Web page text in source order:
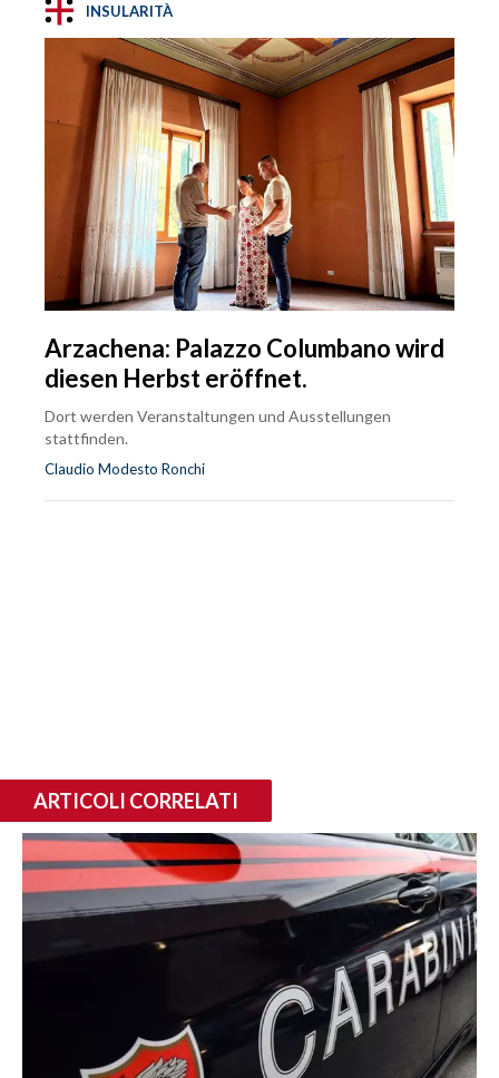
INSULARITÀ
Arzachena: Palazzo Columbano wird
diesen Herbst eröffnet.
Dort werden Veranstaltungen und Ausstellungen
stattfinden.
Claudio Modesto Ronchi
ARTICOLI CORRELATI